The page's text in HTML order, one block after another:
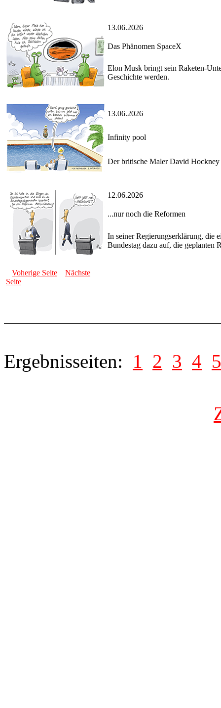
13.06.2026
Das Phänomen SpaceX
Elon Musk bringt sein Raketen-
Geschichte werden.
13.06.2026
Infinity pool
Der britische Maler David Hockney
12.06.2026
...nur noch die Reformen
In seiner Regierungserklärung, die
Bundestag dazu auf, die geplanten
Voherige Seite
Nächste
Seite
Ergebnisseiten: 1 2 3 4 5